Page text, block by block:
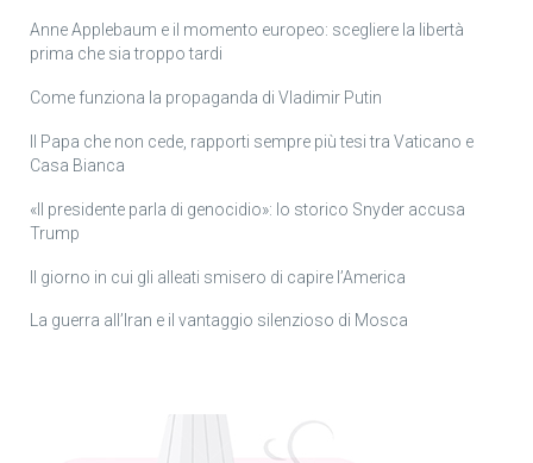
Anne Applebaum e il momento europeo: scegliere la libertà
prima che sia troppo tardi
Come funziona la propaganda di Vladimir Putin
Il Papa che non cede, rapporti sempre più tesi tra Vaticano e
Casa Bianca
«Il presidente parla di genocidio»: lo storico Snyder accusa
Trump
Il giorno in cui gli alleati smisero di capire l’America
La guerra all’Iran e il vantaggio silenzioso di Mosca